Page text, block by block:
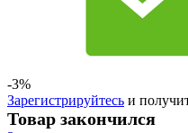
-3%
Зарегистрируйтесь и
Товар закончился